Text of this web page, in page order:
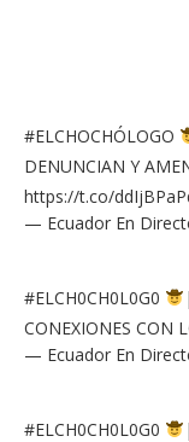
#ELCHOCHÓLOGO
DENUNCIAN Y
https://t.co/
— Ecuador En
#ELCH0CH0L0G0
CONEXIONES CON
— Ecuador En
#ELCH0CH0L0G0